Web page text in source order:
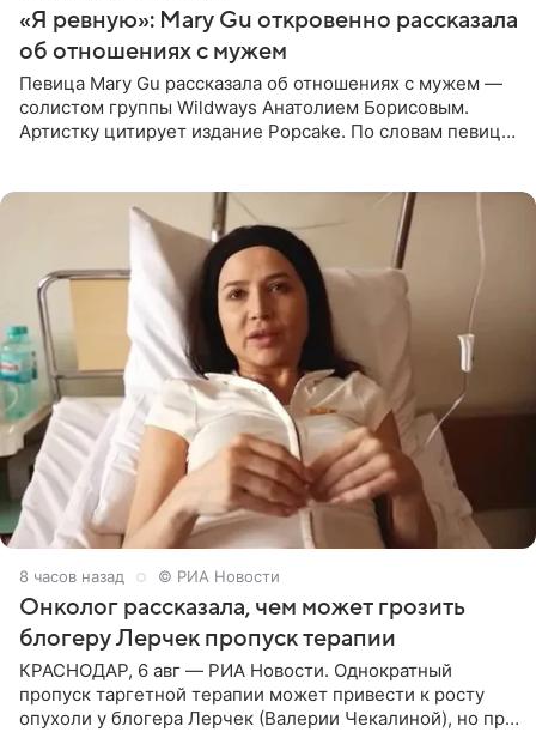
«Я ревную»: Mary Gu откровенно рассказала
об отношениях с мужем
Певица Mary Gu рассказала об отношениях с мужем —
солистом группы Wildways Анатолием Борисовым.
Артистку цитирует издание Popcake. По словам певицы,
8 часов назад © РИА Новости
Онколог рассказала, чем может грозить
блогеру Лерчек пропуск терапии
КРАСНОДАР, 6 авг — РИА Новости. Однократный
пропуск таргетной терапии может привести к росту
опухоли у блогера Лерчек (Валерии Чекалиной), но при